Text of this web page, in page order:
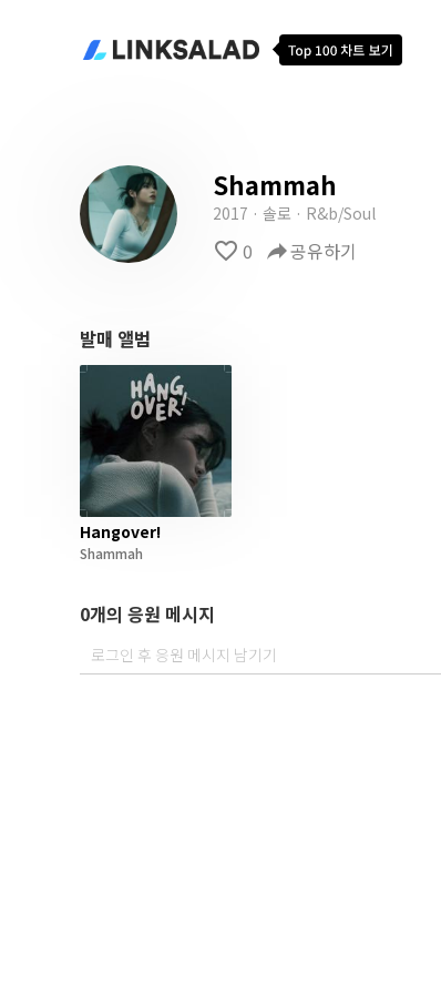
Shammah
2017 · 솔로 · R&b/Soul
favorite_border 0 reply공유하기
발매 앨범
Hangover!
Shammah
0개의 응원 메시지